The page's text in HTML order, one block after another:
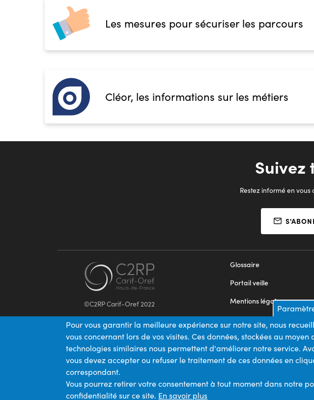
Les mesures pour sécuriser les parcours
Cléor, les informations sur les métiers
Suivez
Restez informé en vous
©C2RP Carif-Oref 2022
Glossaire
Portail veille
Mentions légales
Appels d'offres
Plan du site
Pour vous garantir la meilleure expérience sur notre site, nous
vous concernant lors de vos visites. Ces données, stockées au moyen
technologies similaires nous permettent d'améliorer notre service.
vous devez accepter ou refuser le traitement de ces données en
correspondant.
Vous pourrez retirer votre consentement à tout moment dans notre
confidentialité sur ce site. En savoir plus